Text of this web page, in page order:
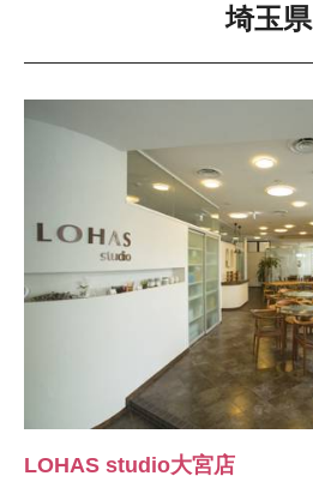
埼玉県
LOHAS studio大宮店